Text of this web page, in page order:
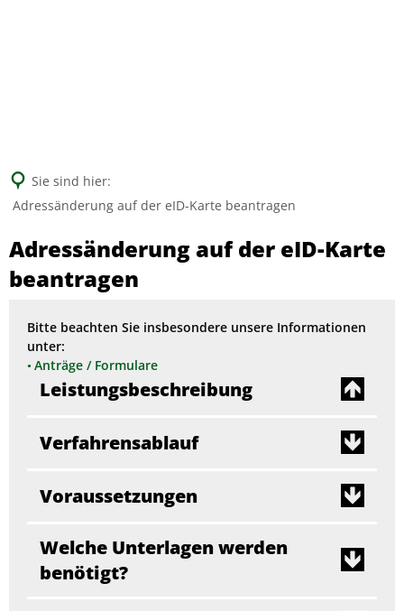
Sie sind hier:
Adressänderung auf der eID-Karte beantragen
Adressänderung auf der eID-Karte
beantragen
Bitte beachten Sie insbesondere unsere Informationen
unter:
Anträge / Formulare
Leistungsbeschreibung
Verfahrensablauf
Voraussetzungen
Welche Unterlagen werden
benötigt?